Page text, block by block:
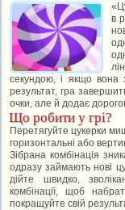
в
секундою, і якщо вона
результат, гра
очки, але й додає
Що робити у грі?
Перетягуйте цукерки
горизонтальні або
Зібрана комбінація
одразу займають нові
дійте швидко,
комбінації, щоб
покращуйте свій